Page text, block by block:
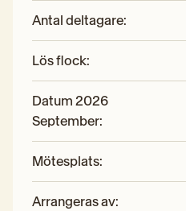
Antal deltagare:
Lös flock:
Datum 2026
September:
Mötesplats:
Arrangeras av: